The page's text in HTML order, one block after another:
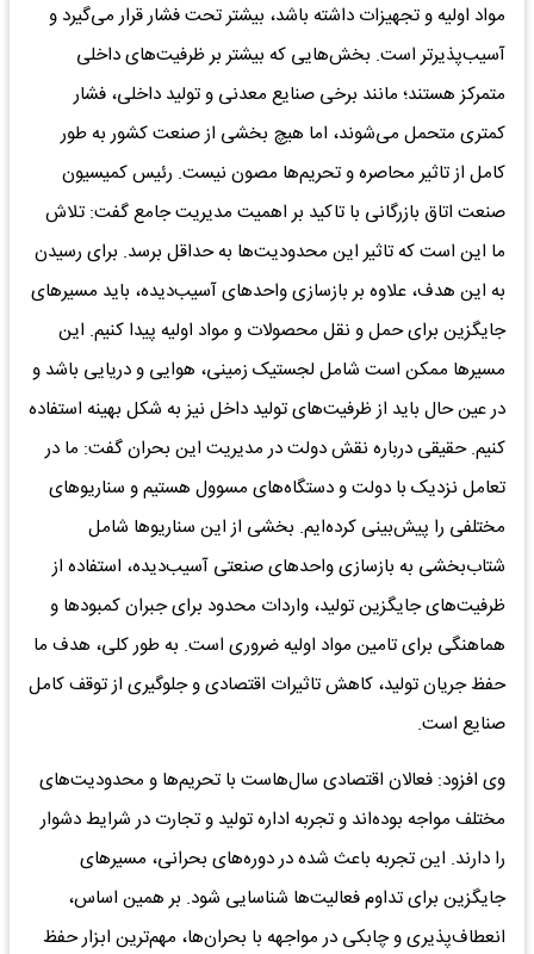
مواد اولیه و تجهیزات داشته باشد، بیشتر تحت فشار قرار می‌گیرد و
آسیب‌پذیرتر است. بخش‌هایی که بیشتر بر ظرفیت‌های داخلی
متمرکز هستند؛ مانند برخی صنایع معدنی و تولید داخلی، فشار
کمتری متحمل می‌شوند، اما هیچ بخشی از صنعت کشور به طور
کامل از تاثیر محاصره و تحریم‌ها مصون نیست. رئیس کمیسیون
صنعت اتاق بازرگانی با تاکید بر اهمیت مدیریت جامع گفت: تلاش
ما این است که تاثیر این محدودیت‌ها به حداقل برسد. برای رسیدن
به این هدف، علاوه بر بازسازی واحدهای آسیب‌دیده، باید مسیرهای
جایگزین برای حمل ‌و نقل محصولات و مواد اولیه پیدا کنیم. این
مسیرها ممکن است شامل لجستیک زمینی، هوایی و دریایی باشد و
در عین حال باید از ظرفیت‌های تولید داخل نیز به شکل بهینه استفاده
کنیم. حقیقی درباره نقش دولت در مدیریت این بحران گفت: ما در
تعامل نزدیک با دولت و دستگاه‌های مسوول هستیم و سناریوهای
مختلفی را پیش‌بینی کرده‌ایم. بخشی از این سناریوها شامل
شتاب‌‌بخشی به بازسازی واحدهای صنعتی آسیب‌دیده، استفاده از
ظرفیت‌های جایگزین تولید، واردات محدود برای جبران کمبودها و
هماهنگی برای تامین مواد اولیه ضروری است. به طور کلی، هدف ما
حفظ جریان تولید، کاهش تاثیرات اقتصادی و جلوگیری از توقف کامل
صنایع است.
وی افزود: فعالان اقتصادی سال‌هاست با تحریم‌ها و محدودیت‌های
مختلف مواجه بوده‌اند و تجربه اداره تولید و تجارت در شرایط دشوار
را دارند. این تجربه باعث شده در دوره‌های بحرانی، مسیرهای
جایگزین برای تداوم فعالیت‌ها شناسایی شود. بر همین اساس،
انعطاف‌پذیری و چابکی در مواجهه با بحران‌ها، مهم‌ترین ابزار حفظ